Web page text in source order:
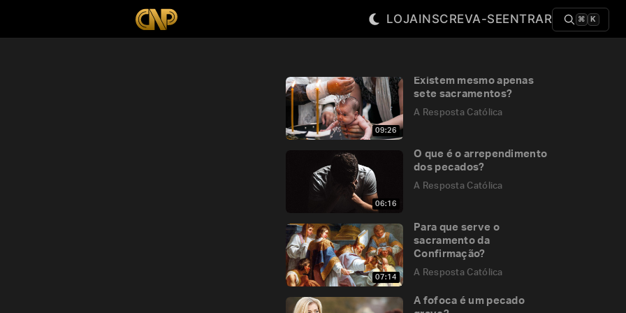
LOJAINSCREVA-SEENTRAR ⌘ K
09:26
Existem mesmo apenas
sete sacramentos?
A Resposta Católica
06:16
O que é o arrependimento
dos pecados?
A Resposta Católica
07:14
Para que serve o
sacramento da
Confirmação?
A Resposta Católica
A fofoca é um pecado